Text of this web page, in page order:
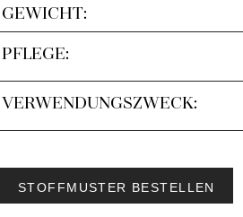
GEWICHT:
PFLEGE:
VERWENDUNGSZWECK:
STOFFMUSTER BESTELLEN